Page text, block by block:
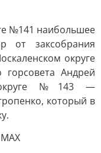
№141 наибольшее
от заксобрания
округе
Андрей
округе №143 —
который в